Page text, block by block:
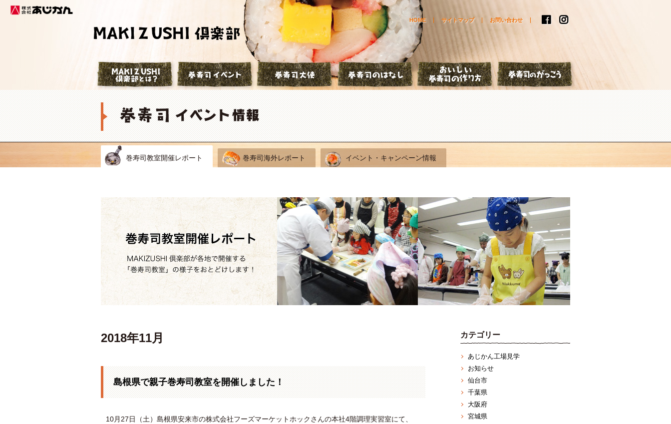
株式会社あじかん お問い合わせ
サイトマップ
HOME
巻寿司倶楽部とは？ 巻寿司イベント 巻寿司大使 巻寿司のはなし おいしい巻寿司の作り方
巻寿司教室開催レポート 巻寿司海外レポート イベント・キャンペーン情報
2018年11月
島根県で親子巻寿司教室を開催しました！
10月27日（土）島根県安来市の株式会社フーズマーケットホックさんの本社4階調理実習室にて、
カテゴリー
あじかん工場見学
お知らせ
仙台市
千葉県
大阪府
宮城県